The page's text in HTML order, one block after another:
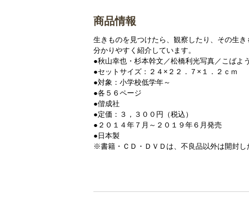
商品情報
生きものを見つけたら、観察したり、その生
分かりやすく紹介しています。
●秋山幸也・杉本幹文／松橋利光写真／こばよ
●セットサイズ：２４×２２．７×１．２ｃｍ
●対象：小学校低学年～
●各５６ページ
●偕成社
●定価：３，３００円（税込）
●２０１４年７月～２０１９年６月発売
●日本製
※書籍・ＣＤ・ＤＶＤは、不良品以外は開封し